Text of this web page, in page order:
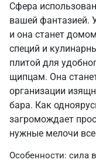
Сфера
вашей фантазией.
и она станет
специй и
плитой для
щипцам. Она
организации
бара. Как
загромождает
нужные мелочи
Особенности: сила